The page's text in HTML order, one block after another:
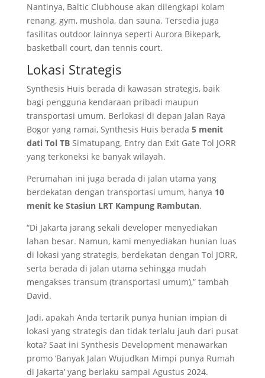
Nantinya, Baltic Clubhouse akan dilengkapi kolam
renang, gym, mushola, dan sauna. Tersedia juga
fasilitas outdoor lainnya seperti Aurora Bikepark,
basketball court, dan tennis court.
Lokasi Strategis
Synthesis Huis berada di kawasan strategis, baik
bagi pengguna kendaraan pribadi maupun
transportasi umum. Berlokasi di depan Jalan Raya
Bogor yang ramai, Synthesis Huis berada 5 menit
dati Tol TBSimatupang, Entry dan Exit Gate Tol JORR
yang terkoneksi ke banyak wilayah.
Perumahan ini juga berada di jalan utama yang
berdekatan dengan transportasi umum, hanya 10
menit ke Stasiun LRT Kampung Rambutan.
“Di Jakarta jarang sekali developer menyediakan
lahan besar. Namun, kami menyediakan hunian luas
di lokasi yang strategis, berdekatan dengan Tol JORR,
serta berada di jalan utama sehingga mudah
mengakses transum (transportasi umum),” tambah
David.
Jadi, apakah Anda tertarik punya hunian impian di
lokasi yang strategis dan tidak terlalu jauh dari pusat
kota? Saat ini Synthesis Development menawarkan
promo ‘Banyak Jalan Wujudkan Mimpi punya Rumah
di Jakarta’ yang berlaku sampai Agustus 2024.